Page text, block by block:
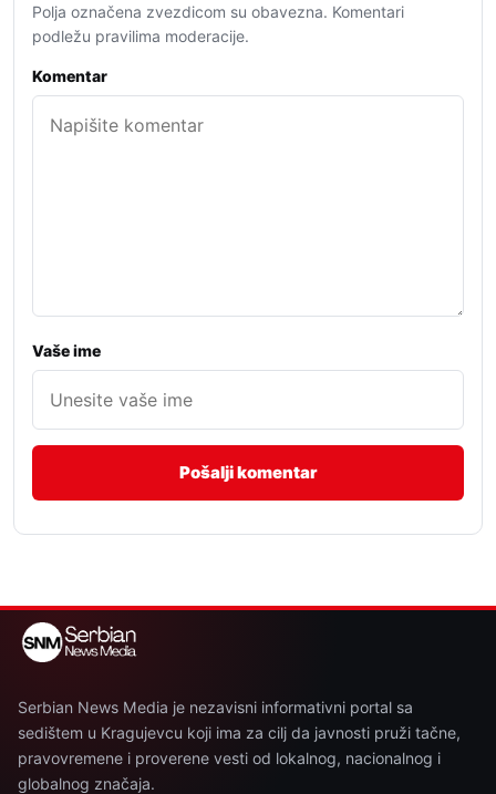
Polja označena zvezdicom su obavezna. Komentari
podležu pravilima moderacije.
Komentar
Vaše ime
Serbian News Media je nezavisni informativni portal sa
sedištem u Kragujevcu koji ima za cilj da javnosti pruži tačne,
pravovremene i proverene vesti od lokalnog, nacionalnog i
globalnog značaja.